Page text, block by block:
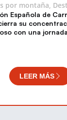
por montaña,
Española de
su
con una
LEER MÁS